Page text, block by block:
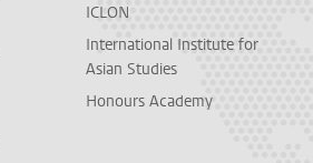
ICLON
International Institute for
Asian Studies
Honours Academy